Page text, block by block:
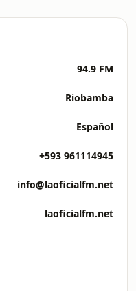
94.9 FM
Riobamba
Español
+593 961114945
info@laoficialfm.net
laoficialfm.net